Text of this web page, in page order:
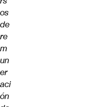
os
de
re
m
un
er
aci
ón